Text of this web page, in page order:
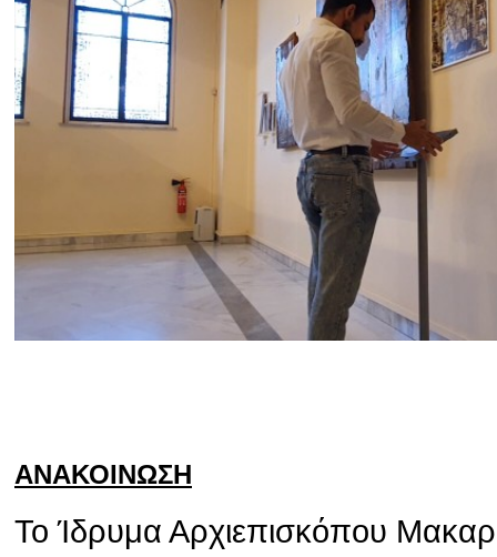
ΑΝΑΚΟΙΝΩΣΗ
Το Ίδρυμα Αρχιεπισκόπου